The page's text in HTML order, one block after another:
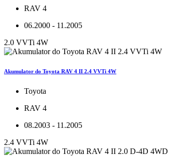
RAV 4
06.2000 - 11.2005
2.0 VVTi 4W
Akumulator do Toyota RAV 4 II 2.4 VVTi 4W
Toyota
RAV 4
08.2003 - 11.2005
2.4 VVTi 4W